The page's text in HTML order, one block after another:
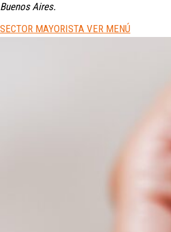
Buenos Aires.
SECTOR MAYORISTA VER MENÚ